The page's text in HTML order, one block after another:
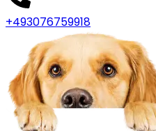
+493076759918